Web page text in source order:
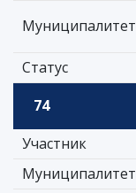
Муниципалитет
Статус
74
Участник
Муниципалитет